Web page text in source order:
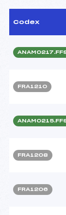
Codex
FRA1210
FRA1208
FRA1206